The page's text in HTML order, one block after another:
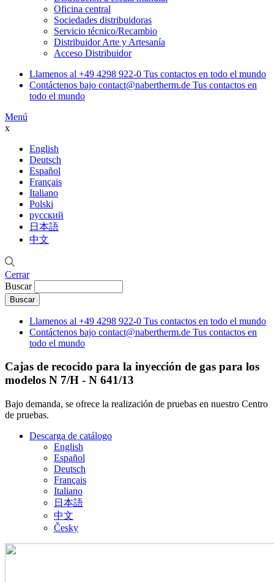
Oficina central
Sociedades distribuidoras
Servicio técnico/Recambio
Distribuidor Arte y Artesanía
Acceso Distribuidor
Llamenos al +49 4298 922-0 Tus contactos en todo el mundo
Contáctenos bajo contact@nabertherm.de Tus contactos en
todo el mundo
Menú
x
English
Deutsch
Español
Français
Italiano
Polski
русский
日本語
中文
Cerrar
Buscar
Llamenos al +49 4298 922-0 Tus contactos en todo el mundo
Contáctenos bajo contact@nabertherm.de Tus contactos en
todo el mundo
Cajas de recocido para la inyección de gas para los
modelos N 7/H - N 641/13
Bajo demanda, se ofrece la realización de pruebas en nuestro Centro
de pruebas.
Descarga de catálogo
English
Español
Deutsch
Français
Italiano
日本語
中文
Česky